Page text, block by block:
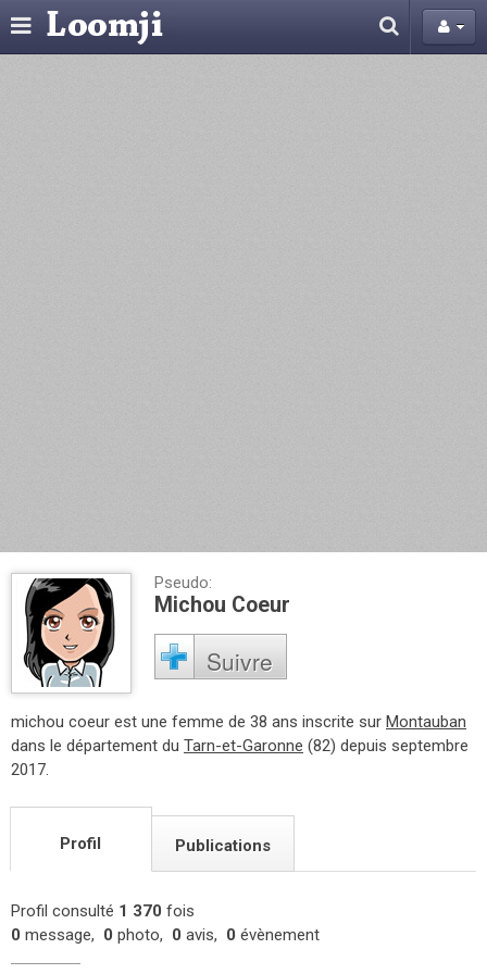
Pseudo:
Michou Coeur
Suivre
michou coeur est une femme de 38 ans inscrite sur Montauban
dans le département du Tarn-et-Garonne (82) depuis septembre
2017.
Profil Publications
Profil consulté 1 370 fois
0 message, 0 photo, 0 avis, 0 évènement